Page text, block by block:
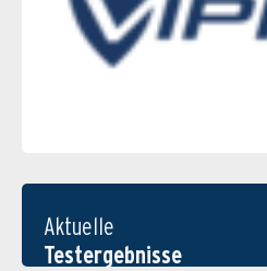
Aktuelle
Testergebnisse